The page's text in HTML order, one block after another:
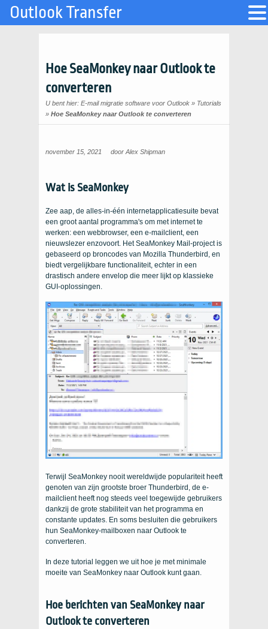
Hoe SeaMonkey naar Outlook te
converteren
U bent hier: E-mail migratie software voor Outlook » Tutorials
» Hoe SeaMonkey naar Outlook te converteren
november 15, 2021 door Alex Shipman
Wat is SeaMonkey
Zee aap, de alles-in-één internetapplicatiesuite bevat
een groot aantal programma's om met internet te
werken: een webbrowser, een e-mailclient, een
nieuwslezer enzovoort. Het SeaMonkey Mail-project is
gebaseerd op broncodes van Mozilla Thunderbird, en
biedt vergelijkbare functionaliteit, echter in een
drastisch andere envelop die meer lijkt op klassieke
GUI-oplossingen.
Terwijl SeaMonkey nooit wereldwijde populariteit heeft
genoten van zijn grootste broer Thunderbird, de e-
mailclient heeft nog steeds veel toegewijde gebruikers
dankzij de grote stabiliteit van het programma en
constante updates. En soms besluiten die gebruikers
hun SeaMonkey-mailboxen naar Outlook te
converteren.
In deze tutorial leggen we uit hoe je met minimale
moeite van SeaMonkey naar Outlook kunt gaan.
Hoe berichten van SeaMonkey naar
Outlook te converteren
Outlook Transfer